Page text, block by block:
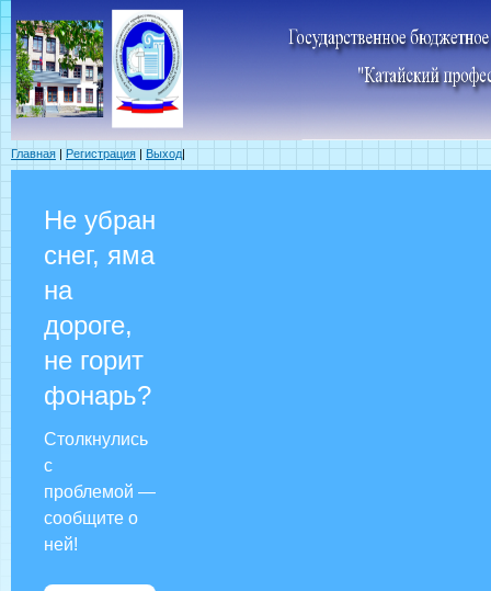
Главная | Регистрация | Выход|
Не убран
снег, яма
на
дороге,
не горит
фонарь?
Столкнулись
с
проблемой —
сообщите о
ней!